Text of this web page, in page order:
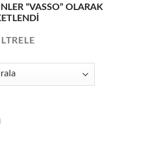
“VASSO” OLARAK